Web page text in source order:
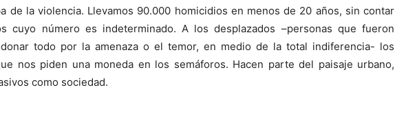
de la violencia. Llevamos 90.000 homicidios en menos de 20 años, sin contar
cuyo número es indeterminado. A los desplazados –personas que fueron
todo por la amenaza o el temor, en medio de la total indiferencia- los
nos piden una moneda en los semáforos. Hacen parte del paisaje urbano,
como sociedad.